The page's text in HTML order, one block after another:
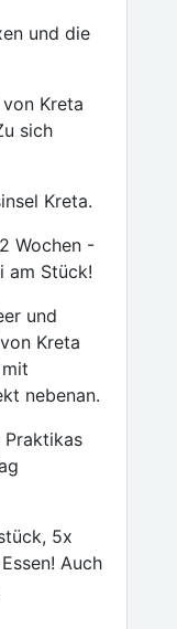
und die
Kreta
sich
Kreta.
Wochen -
am Stück!
und
Kreta
nebenan.
Praktikas
5x
Auch